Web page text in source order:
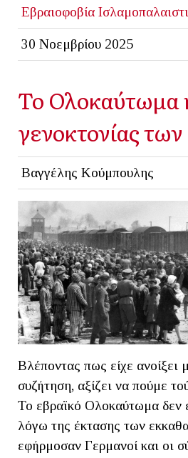
Εβραιοφοβία
30 Νοεμβρίου 2025
Το Ολοκαύτωμα
γενοκτονίας
Βαγγέλης Κούμπουλης
Βλέποντας πως είχε ανοίξει
συζήτηση, αξίζει να πούμε
Το εβραϊκό Ολοκαύτωμα δεν
λόγω της έκτασης των
εφήρμοσαν Γερμανοί και οι